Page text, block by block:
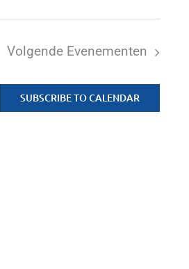
Volgende Evenementen
SUBSCRIBE TO CALENDAR